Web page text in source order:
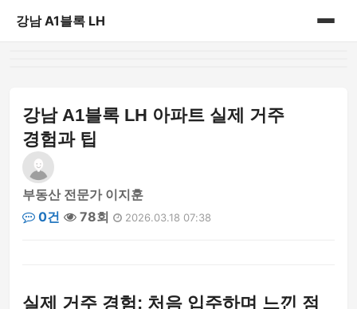
강남 A1블록 LH
강남 A1블록 LH 아파트 실제 거주
경험과 팁
부동산 전문가 이지훈
0건
78회 2026.03.18 07:38
실제 거주 경험: 처음 입주하며 느낀 점